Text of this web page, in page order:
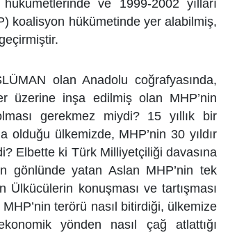
ve 1999-2002 yılları
koalisyon hükümetinde yer alabilmiş,
olan Anadolu coğrafyasında,
üzerine inşa edilmiş olan MHP’nin
gerekmez miydi? 15 yıllık bir
olduğu ülkemizde, MHP’nin 30 yıldır
Elbette ki Türk Milliyetçiliği davasına
gönlünde yatan Aslan MHP’nin tek
Ülkücülerin konuşması ve tartışması
terörü nasıl bitirdiği, ülkemize
yönden nasıl çağ atlattığı